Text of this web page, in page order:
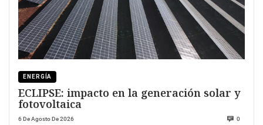
ENERGÍA
ECLIPSE: impacto en la generación solar y
fotovoltaica
6 De Agosto De 2026 0